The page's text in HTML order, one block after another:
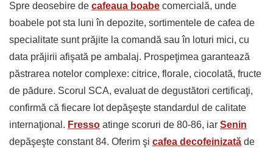
Spre deosebire de cafeaua boabe comercială, unde
boabele pot sta luni în depozite, sortimentele de cafea de
specialitate sunt prăjite la comandă sau în loturi mici, cu
data prăjirii afişată pe ambalaj. Prospeţimea garantează
păstrarea notelor complexe: citrice, florale, ciocolată, fructe
de pădure. Scorul SCA, evaluat de degustători certificaţi,
confirmă că fiecare lot depăşeşte standardul de calitate
internaţional. Fresso atinge scoruri de 80-86, iar Senin
depăşeşte constant 84. Oferim şi cafea decofeinizată de